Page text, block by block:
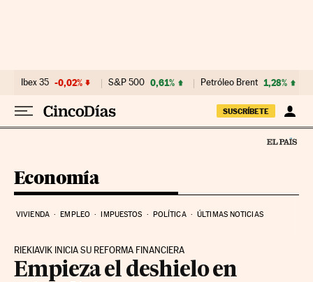
Ibex 35 -0,02% S&P 500 0,61% Petróleo Brent 1,28%
SUSCRÍBETE
Economía
VIVIENDA EMPLEO IMPUESTOS POLÍTICA ÚLTIMAS NOTICIAS
RIEKIAVIK INICIA SU REFORMA FINANCIERA
Empieza el deshielo en